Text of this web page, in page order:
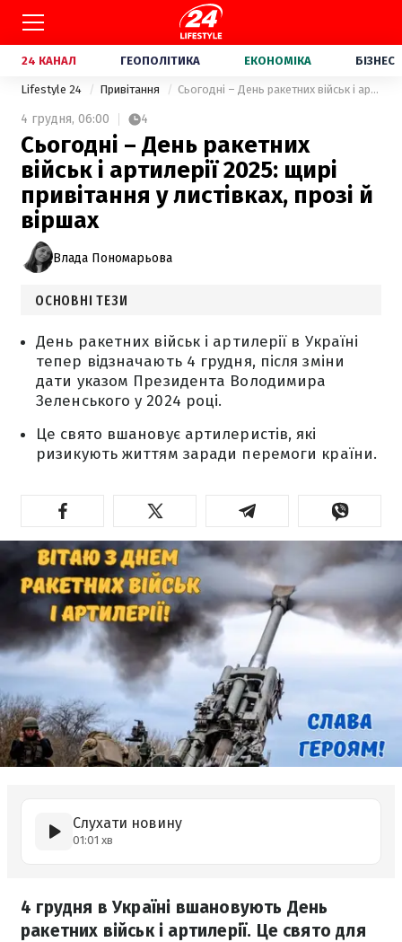
24 КАНАЛ ГЕОПОЛІТИКА ЕКОНОМІКА БІЗНЕС
Lifestyle 24 Привітання Сьогодні – День ракетних військ і артилерії 2025: щирі привітання у листівках, прозі й віршах
4 грудня, 06:00 4
Сьогодні – День ракетних
військ і артилерії 2025: щирі
привітання у листівках, прозі й
віршах
Влада Пономарьова
ОСНОВНІ ТЕЗИ
День ракетних військ і артилерії в Україні
тепер відзначають 4 грудня, після зміни
дати указом Президента Володимира
Зеленського у 2024 році.
Це свято вшановує артилеристів, які
ризикують життям заради перемоги країни.
Слухати новину
01:01 хв
4 грудня в Україні вшановують День
ракетних військ і артилерії. Це свято для